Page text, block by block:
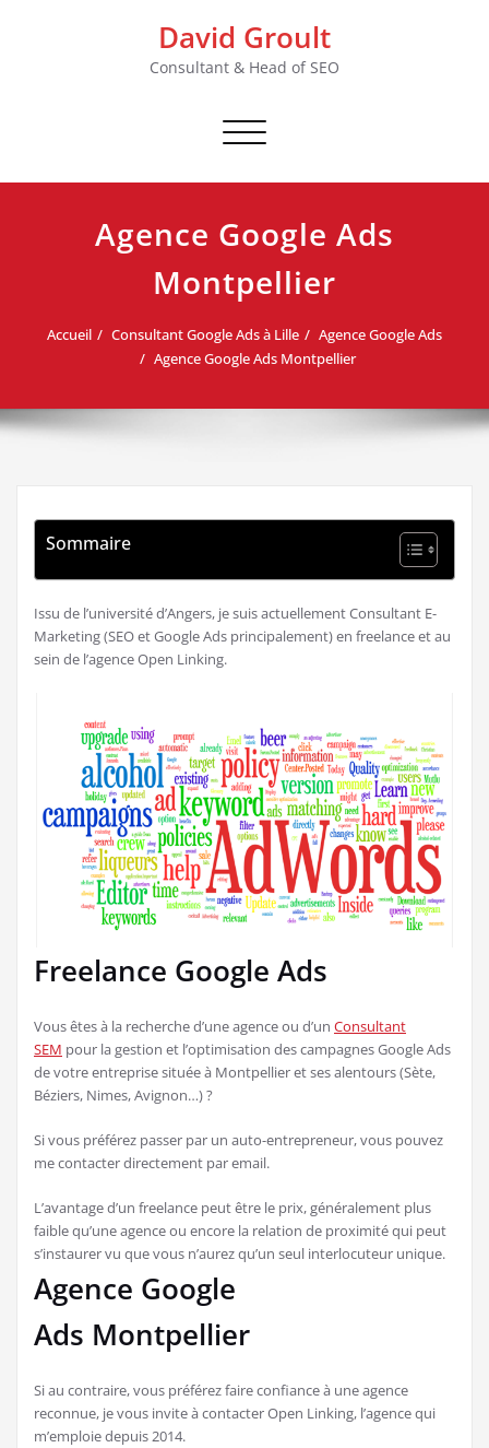
David Groult
Consultant & Head of SEO
Afficher/masquer
navigation
Agence Google Ads
Montpellier
Accueil Consultant Google Ads à Lille
Agence Google Ads
Agence Google Ads Montpellier
Sommaire
Issu de l’université d’Angers, je suis actuellement Consultant E-
Marketing (SEO et Google Ads principalement) en freelance et au
sein de l’agence Open Linking.
Freelance Google Ads
Vous êtes à la recherche d’une agence ou d’un Consultant
SEM pour la gestion et l’optimisation des campagnes Google Ads
de votre entreprise située à Montpellier et ses alentours (Sète,
Béziers, Nimes, Avignon…) ?
Si vous préférez passer par un auto-entrepreneur, vous pouvez
me contacter directement par email.
L’avantage d’un freelance peut être le prix, généralement plus
faible qu’une agence ou encore la relation de proximité qui peut
s’instaurer vu que vous n’aurez qu’un seul interlocuteur unique.
Agence Google
Ads Montpellier
Si au contraire, vous préférez faire confiance à une agence
reconnue, je vous invite à contacter Open Linking, l’agence qui
m’emploie depuis 2014.